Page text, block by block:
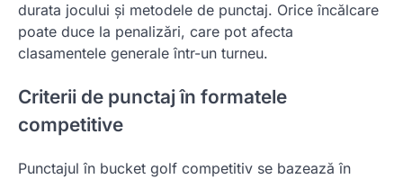
durata jocului și metodele de punctaj. Orice încălcare
poate duce la penalizări, care pot afecta
clasamentele generale într-un turneu.
Criterii de punctaj în formatele
competitive
Punctajul în bucket golf competitiv se bazează în